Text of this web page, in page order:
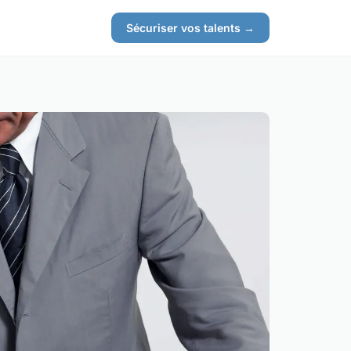
Sécuriser vos talents →